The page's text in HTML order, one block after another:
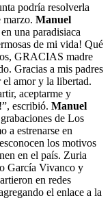
podría resolverla
marzo. Manuel
una paradisiaca
de mi vida! Qué
GRACIAS madre
Gracias a mis padres
el amor y la libertad.
aceptarme y
escribió. Manuel
de Los
a estrenarse en
los motivos
en el país. Zuria
García Vivanco y
en redes
el enlace a la